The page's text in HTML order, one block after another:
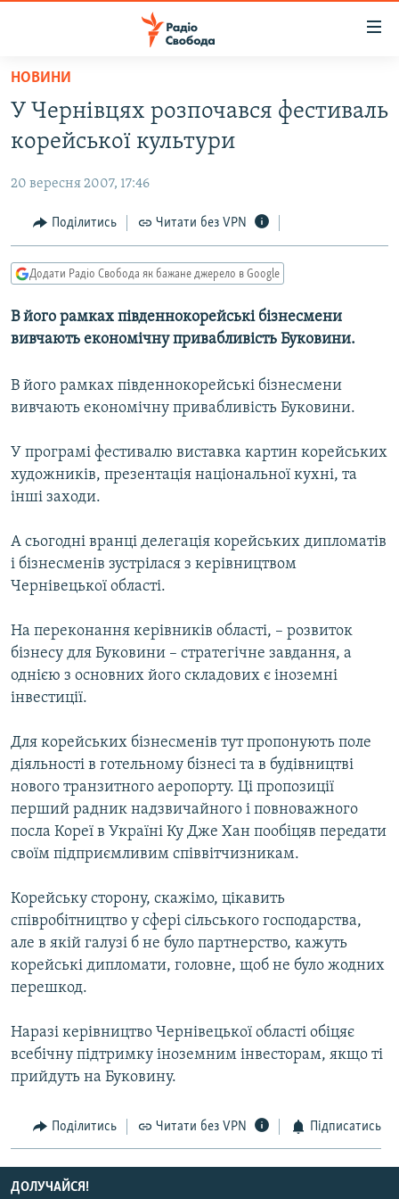
Перейти
основного
матеріалу
Перейти
до
навігації
Перейти
до
ВСЕ ЗА ДОБУ
СТАТТІ
ПОЛІТИКА
ЕКОНОМІКА
КУЛЬТУРА
СПОРТ
СВІТ
ВІЙНА
РОСІЙСЬКА «ФІЛЬТРАЦІЯ»
КРИМ.РЕАЛІЇ
ТИ ЯК?
КИТАЙ.ВИКЛИКИ
МУЛЬТИМЕДІА
ФОТО
СПЕЦПРОЄКТИ
КРИМ РЕАЛІЇ
РУС
КТАТ
ДОЛУЧАЙСЯ!
Усі сайти RFE/RL
НОВИНИ
У Чернівцях розпочався фестиваль
корейської культури
20 вересня 2007, 17:46
Поділитись Читати без VPN
Додати Радіо Свобода як бажане джерело в Google
В його рамках південнокорейські бізнесмени
вивчають економічну привабливість Буковини.
В його рамках південнокорейські бізнесмени
вивчають економічну привабливість Буковини.
У програмі фестивалю виставка картин корейських
художників, презентація національної кухні, та
інші заходи.
А сьогодні вранці делегація корейських дипломатів
і бізнесменів зустрілася з керівництвом
Чернівецької області.
На переконання керівників області, – розвиток
бізнесу для Буковини – стратегічне завдання, а
однією з основних його складових є іноземні
інвестиції.
Для корейських бізнесменів тут пропонують поле
діяльності в готельному бізнесі та в будівництві
нового транзитного аеропорту. Ці пропозиції
перший радник надзвичайного і повноважного
посла Кореї в Україні Ку Дже Хан пообіцяв передати
своїм підприємливим співвітчизникам.
Корейську сторону, скажімо, цікавить
співробітництво у сфері сільського господарства,
але в якій галузі б не було партнерство, кажуть
корейські дипломати, головне, щоб не було жодних
перешкод.
Наразі керівництво Чернівецької області обіцяє
всебічну підтримку іноземним інвесторам, якщо ті
прийдуть на Буковину.
Поділитись Читати без VPN Підписатись
ДОЛУЧАЙСЯ!